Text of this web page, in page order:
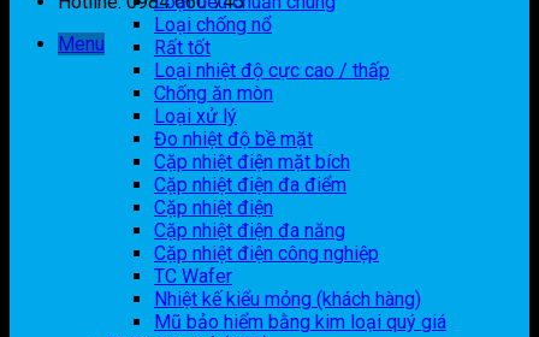
Menu
Loại chống nổ
Rất tốt
Loại nhiệt độ cực cao / thấp
Chống ăn mòn
Loại xử lý
Đo nhiệt độ bề mặt
Cặp nhiệt điện mặt bích
Cặp nhiệt điện đa điểm
Cặp nhiệt điện
Cặp nhiệt điện đa năng
Cặp nhiệt điện công nghiệp
TC Wafer
Nhiệt kế kiểu mỏng (khách hàng)
Mũ bảo hiểm bằng kim loại quý giá